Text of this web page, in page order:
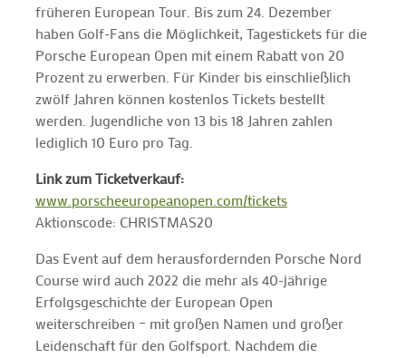
früheren European Tour. Bis zum 24. Dezember
haben Golf-Fans die Möglichkeit, Tagestickets für die
Porsche European Open mit einem Rabatt von 20
Prozent zu erwerben. Für Kinder bis einschließlich
zwölf Jahren können kostenlos Tickets bestellt
werden. Jugendliche von 13 bis 18 Jahren zahlen
lediglich 10 Euro pro Tag.
Link zum Ticketverkauf:
www.porscheeuropeanopen.com/tickets
Aktionscode: CHRISTMAS20
Das Event auf dem herausfordernden Porsche Nord
Course wird auch 2022 die mehr als 40-jährige
Erfolgsgeschichte der European Open
weiterschreiben – mit großen Namen und großer
Leidenschaft für den Golfsport. Nachdem die